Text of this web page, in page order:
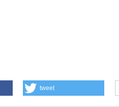
tweet